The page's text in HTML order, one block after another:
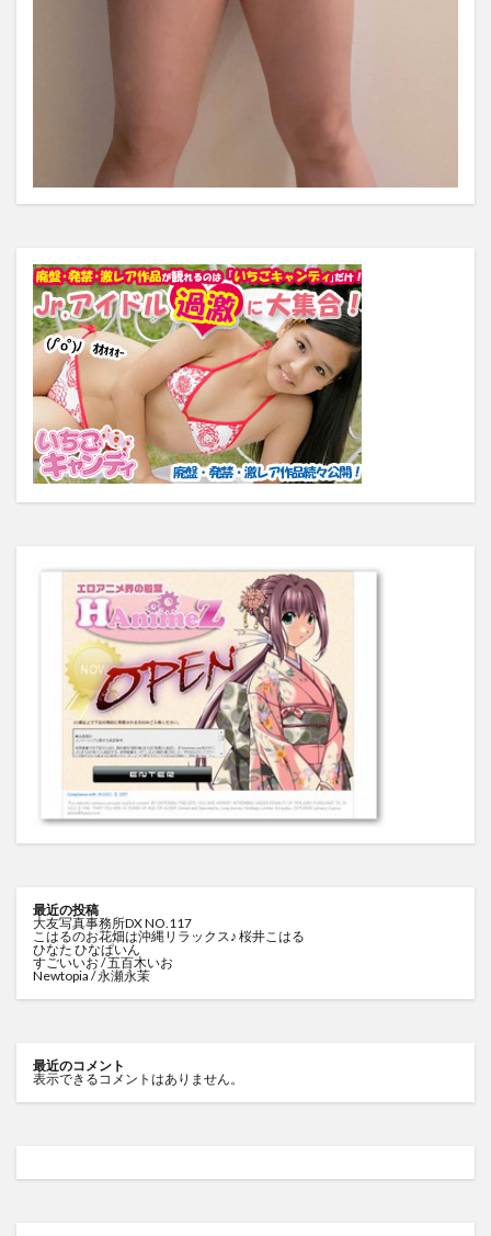
最近の投稿
大友写真事務所DX NO.117
こはるのお花畑は沖縄リラックス♪ 桜井こはる
ひなた ひなぱいん
すごいいお / 五百木いお
Newtopia / 永瀬永茉
最近のコメント
表示できるコメントはありません。